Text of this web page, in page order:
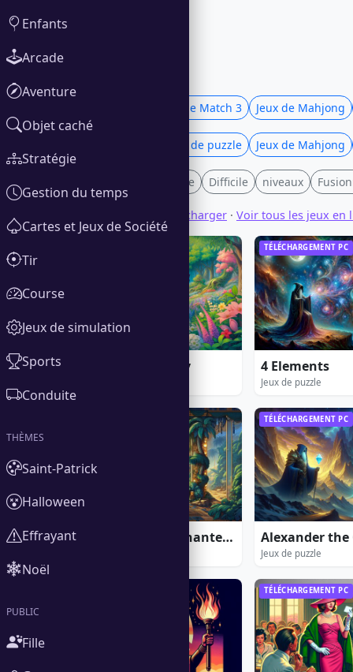
Jeux de Match 3 Jeux de Mahjong
Jeux de puzzle Jeux de Mahjong
Convivial pour la famille Difficile niveaux
Voir tous les jeux à télécharger · Voir tous les jeux en
20 Days to find Amy
TÉLÉCHARGEMENT PC
4 Elements
Jeux de puzzle
Aladin and the Enchanted Lamp: Extended Edition
TÉLÉCHARGEMENT PC
Jeux de puzzle
TÉLÉCHARGEMENT PC
Enfants
Arcade
Aventure
Objet caché
Stratégie
Gestion du temps
Cartes et Jeux de Société
Tir
Course
Jeux de simulation
Sports
Conduite
THÈMES
Saint-Patrick
Halloween
Effrayant
Noël
PUBLIC
Fille